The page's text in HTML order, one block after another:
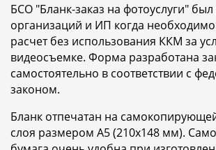
БСО "Бланк-заказ на фотоуслуги"
организаций и ИП когда
расчет без использования ККМ за
видеосъемке. Форма разработана
самостоятельно в соответствии с
законом.
Бланк отпечатан на
слоя размером A5 (210x148 мм).